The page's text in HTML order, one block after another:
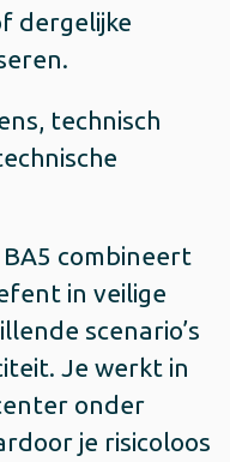
dergelijke
technisch
BA5 combineert
in veilige
scenario’s
Je werkt in
onder
je risicoloos